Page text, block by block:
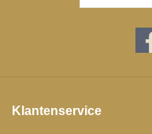
Klantenservice